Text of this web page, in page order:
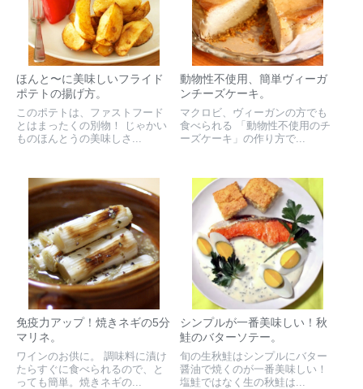
ほんと〜に美味しいフライド
ポテトの揚げ方。
このポテトは、ファストフード
とはまったくの別物！ じゃかい
ものほんとうの美味しさ...
動物性不使用、簡単ヴィーガ
ンチーズケーキ。
マクロビ、ヴィーガンの方でも
食べられる 「動物性不使用のチ
ーズケーキ」の作り方で...
免疫力アップ！焼きネギの5分
マリネ。
ワインのお供に。 調味料に漬け
たらすぐに食べられるので、と
っても簡単。焼きネギの...
シンプルが一番美味しい！秋
鮭のバターソテー。
旬の生秋鮭はシンプルにバター
醤油で焼くのが一番美味しい！
塩鮭ではなく生の秋鮭は...